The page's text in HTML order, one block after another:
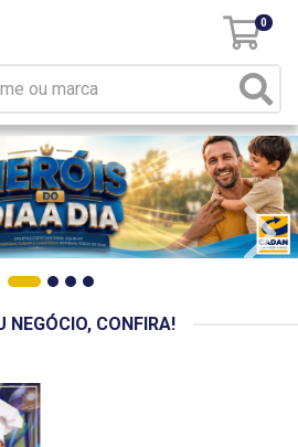
0
NEGÓCIO, CONFIRA!